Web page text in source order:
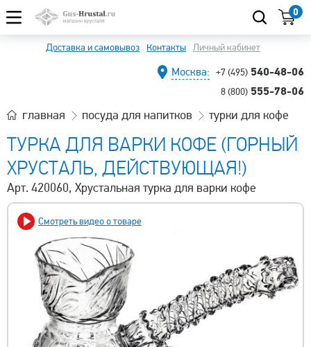
0
Доставка и самовывоз Контакты Личный кабинет
Москва: +7 (495) 540-48-06
8 (800) 555-78-06
главная посуда для напитков турки для кофе
ТУРКА ДЛЯ ВАРКИ КОФЕ (ГОРНЫЙ
ХРУСТАЛЬ, ДЕЙСТВУЮЩАЯ!)
Арт. 420060, Хрустальная турка для варки кофе
Смотреть видео о товаре